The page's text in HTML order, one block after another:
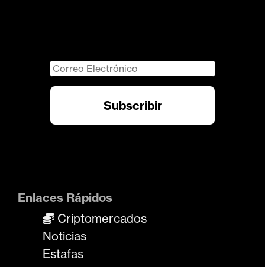
Enlaces Rápidos
Criptomercados
Noticias
Estafas